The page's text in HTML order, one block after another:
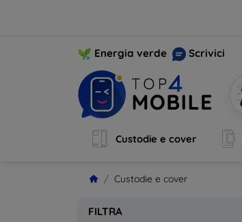
Energia verde Scrivici
Custodie e cover
Custodie e cover
FILTRA